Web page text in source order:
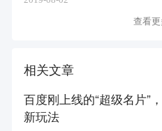
查看更
相关文章
百度刚上线的“超级名片”
新玩法